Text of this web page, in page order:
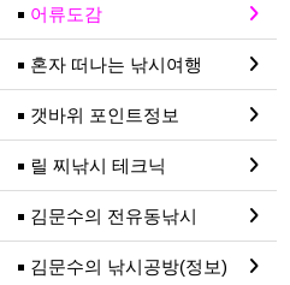
어류도감
혼자 떠나는 낚시여행
갯바위 포인트정보
릴 찌낚시 테크닉
김문수의 전유동낚시
김문수의 낚시공방(정보)